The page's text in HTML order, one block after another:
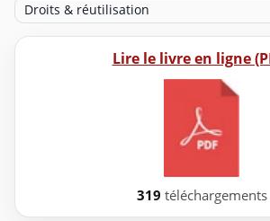
Droits & réutilisation
Lire le livre en ligne
319 téléchargements